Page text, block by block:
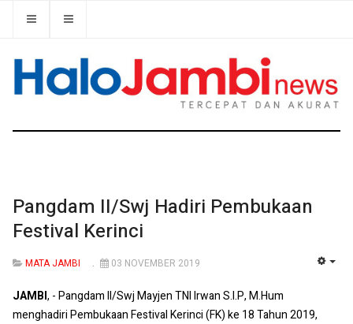
Pangdam II/Swj Hadiri Pembukaan
Festival Kerinci
MATA JAMBI 03 NOVEMBER 2019
JAMBI, - Pangdam II/Swj Mayjen TNI Irwan S.I.P, M.Hum
menghadiri Pembukaan Festival Kerinci (FK) ke 18 Tahun 2019,